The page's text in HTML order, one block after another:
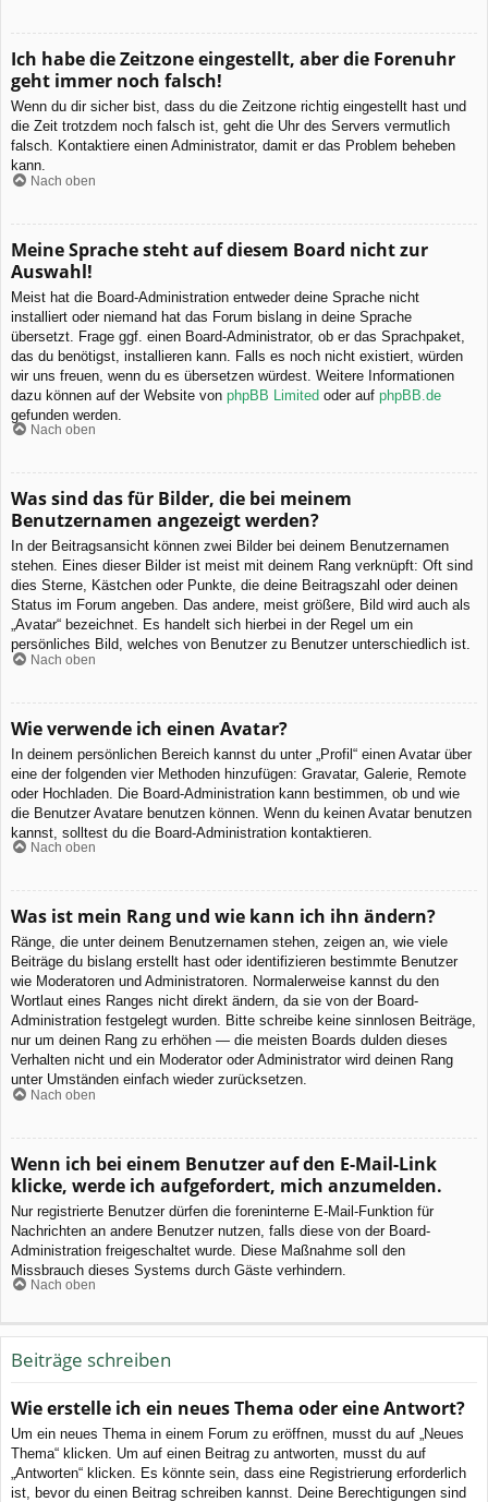
Ich habe die Zeitzone eingestellt, aber die Forenuhr
geht immer noch falsch!
Wenn du dir sicher bist, dass du die Zeitzone richtig eingestellt hast und
die Zeit trotzdem noch falsch ist, geht die Uhr des Servers vermutlich
falsch. Kontaktiere einen Administrator, damit er das Problem beheben
kann.
Nach oben
Meine Sprache steht auf diesem Board nicht zur
Auswahl!
Meist hat die Board-Administration entweder deine Sprache nicht
installiert oder niemand hat das Forum bislang in deine Sprache
übersetzt. Frage ggf. einen Board-Administrator, ob er das Sprachpaket,
das du benötigst, installieren kann. Falls es noch nicht existiert, würden
wir uns freuen, wenn du es übersetzen würdest. Weitere Informationen
dazu können auf der Website von phpBB Limited oder auf phpBB.de
gefunden werden.
Nach oben
Was sind das für Bilder, die bei meinem
Benutzernamen angezeigt werden?
In der Beitragsansicht können zwei Bilder bei deinem Benutzernamen
stehen. Eines dieser Bilder ist meist mit deinem Rang verknüpft: Oft sind
dies Sterne, Kästchen oder Punkte, die deine Beitragszahl oder deinen
Status im Forum angeben. Das andere, meist größere, Bild wird auch als
„Avatar“ bezeichnet. Es handelt sich hierbei in der Regel um ein
persönliches Bild, welches von Benutzer zu Benutzer unterschiedlich ist.
Nach oben
Wie verwende ich einen Avatar?
In deinem persönlichen Bereich kannst du unter „Profil“ einen Avatar über
eine der folgenden vier Methoden hinzufügen: Gravatar, Galerie, Remote
oder Hochladen. Die Board-Administration kann bestimmen, ob und wie
die Benutzer Avatare benutzen können. Wenn du keinen Avatar benutzen
kannst, solltest du die Board-Administration kontaktieren.
Nach oben
Was ist mein Rang und wie kann ich ihn ändern?
Ränge, die unter deinem Benutzernamen stehen, zeigen an, wie viele
Beiträge du bislang erstellt hast oder identifizieren bestimmte Benutzer
wie Moderatoren und Administratoren. Normalerweise kannst du den
Wortlaut eines Ranges nicht direkt ändern, da sie von der Board-
Administration festgelegt wurden. Bitte schreibe keine sinnlosen Beiträge,
nur um deinen Rang zu erhöhen — die meisten Boards dulden dieses
Verhalten nicht und ein Moderator oder Administrator wird deinen Rang
unter Umständen einfach wieder zurücksetzen.
Nach oben
Wenn ich bei einem Benutzer auf den E-Mail-Link
klicke, werde ich aufgefordert, mich anzumelden.
Nur registrierte Benutzer dürfen die foreninterne E-Mail-Funktion für
Nachrichten an andere Benutzer nutzen, falls diese von der Board-
Administration freigeschaltet wurde. Diese Maßnahme soll den
Missbrauch dieses Systems durch Gäste verhindern.
Nach oben
Beiträge schreiben
Wie erstelle ich ein neues Thema oder eine Antwort?
Um ein neues Thema in einem Forum zu eröffnen, musst du auf „Neues
Thema“ klicken. Um auf einen Beitrag zu antworten, musst du auf
„Antworten“ klicken. Es könnte sein, dass eine Registrierung erforderlich
ist, bevor du einen Beitrag schreiben kannst. Deine Berechtigungen sind